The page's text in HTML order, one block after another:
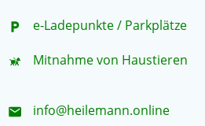
e-Ladepunkte / Parkplätze
Mitnahme von Haustieren
info@heilemann.online